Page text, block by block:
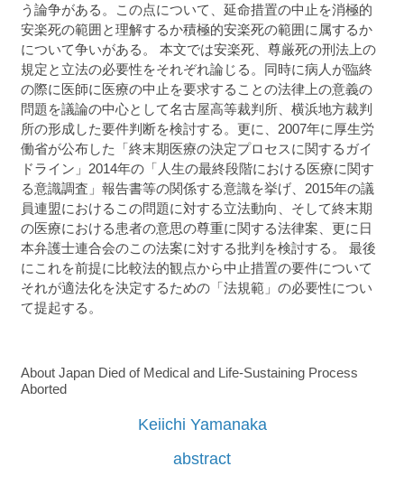
う論争がある。この点について、延命措置の中止を消極的
安楽死の範囲と理解するか積極的安楽死の範囲に属するか
について争いがある。 本文では安楽死、尊厳死の刑法上の
規定と立法の必要性をそれぞれ論じる。同時に病人が臨終
の際に医師に医療の中止を要求することの法律上の意義の
問題を議論の中心として名古屋高等裁判所、横浜地方裁判
所の形成した要件判断を検討する。更に、2007年に厚生労
働省が公布した「終末期医療の決定プロセスに関するガイ
ドライン」2014年の「人生の最終段階における医療に関す
る意識調査」報告書等の関係する意識を挙げ、2015年の議
員連盟におけるこの問題に対する立法動向、そして終末期
の医療における患者の意思の尊重に関する法律案、更に日
本弁護士連合会のこの法案に対する批判を検討する。 最後
にこれを前提に比較法的観点から中止措置の要件について
それが適法化を決定するための「法規範」の必要性につい
て提起する。
About Japan Died of Medical and Life-Sustaining Process
Aborted
Keiichi Yamanaka
abstract